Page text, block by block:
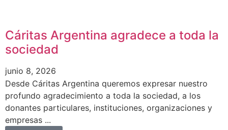
Cáritas Argentina agradece a toda la
sociedad
junio 8, 2026
Desde Cáritas Argentina queremos expresar nuestro
profundo agradecimiento a toda la sociedad, a los
donantes particulares, instituciones, organizaciones y
empresas ...